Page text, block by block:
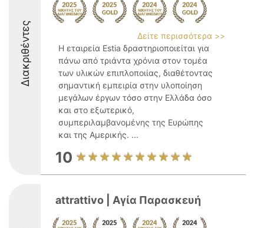
Διακριθέντες
Δείτε περισσότερα >>
Η εταιρεία Estia δραστηριοποιείται για
πάνω από τριάντα χρόνια στον τομέα
των υλικών επιπλοποιίας, διαθέτοντας
σημαντική εμπειρία στην υλοποίηση
μεγάλων έργων τόσο στην Ελλάδα όσο
και στο εξωτερικό,
συμπεριλαμβανομένης της Ευρώπης
και της Αμερικής. ...
10
attrattivo | Αγία Παρασκευή